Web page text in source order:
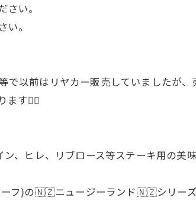
い。
。
で以前はリヤカー販売していましたが
ます🙇‍♂
、ヒレ、リブロース等ステーキ用の美
ーフ)の🇳🇿ニュージーランド🇳🇿シリーズ